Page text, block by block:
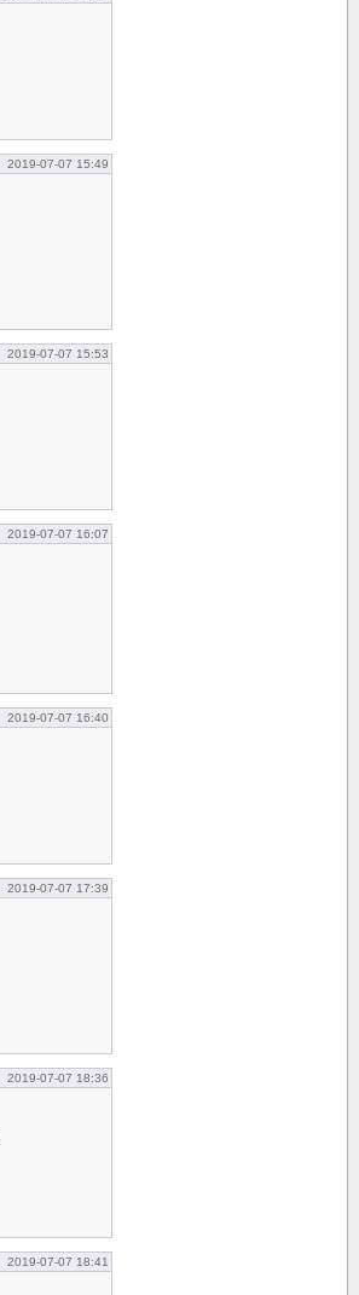
2019-07-07 15:49
2019-07-07 15:53
2019-07-07 16:07
2019-07-07 16:40
2019-07-07 17:39
2019-07-07 18:36
2019-07-07 18:41